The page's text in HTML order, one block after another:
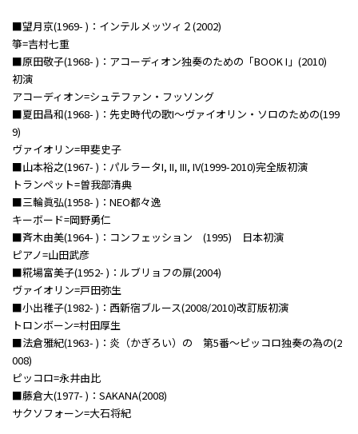
■望月京(1969- )：インテルメッツィ２(2002)
箏=吉村七重
■原田敬子(1968- )：アコーディオン独奏のための「BOOK I」(2010)
初演
アコーディオン=シュテファン・フッソング
■夏田昌和(1968- )：先史時代の歌I～ヴァイオリン・ソロのための(199
9)
ヴァイオリン=甲斐史子
■山本裕之(1967- )：パルラータI, II, III, IV(1999-2010)完全版初演
トランペット=曽我部清典
■三輪眞弘(1958- )：NEO都々逸
キーボード=岡野勇仁
■斉木由美(1964- )：コンフェッション (1995) 日本初演
ピアノ=山田武彦
■糀場富美子(1952- )：ルブリョフの扉(2004)
ヴァイオリン=戸田弥生
■小出稚子(1982- )：西新宿ブルース(2008/2010)改訂版初演
トロンボーン=村田厚生
■法倉雅紀(1963- )：炎（かぎろい）の 第5番～ピッコロ独奏の為の(2
008)
ピッコロ=永井由比
■藤倉大(1977- )：SAKANA(2008)
サクソフォーン=大石将紀